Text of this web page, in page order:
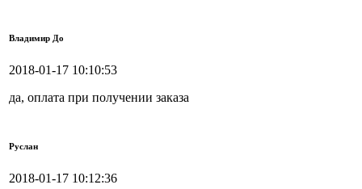
Владимир До
2018-01-17 10:10:53
да, оплата при получении заказа
Руслан
2018-01-17 10:12:36